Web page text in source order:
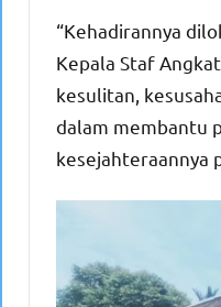
“Kehadirannya
Kepala Staf
kesulitan,
dalam membantu
kesejahteraannya